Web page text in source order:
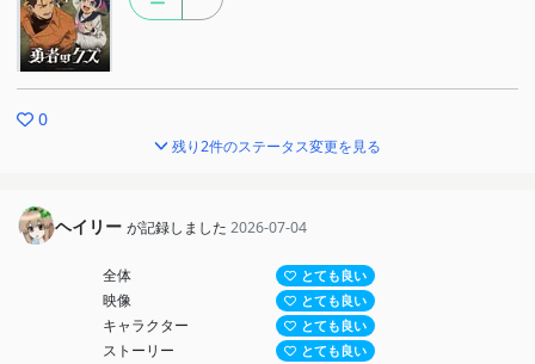
0
残り2件のステータス変更を見る
ヘイリー が記録しました 2026-07-04
全体 とても良い
映像 とても良い
キャラクター とても良い
ストーリー とても良い